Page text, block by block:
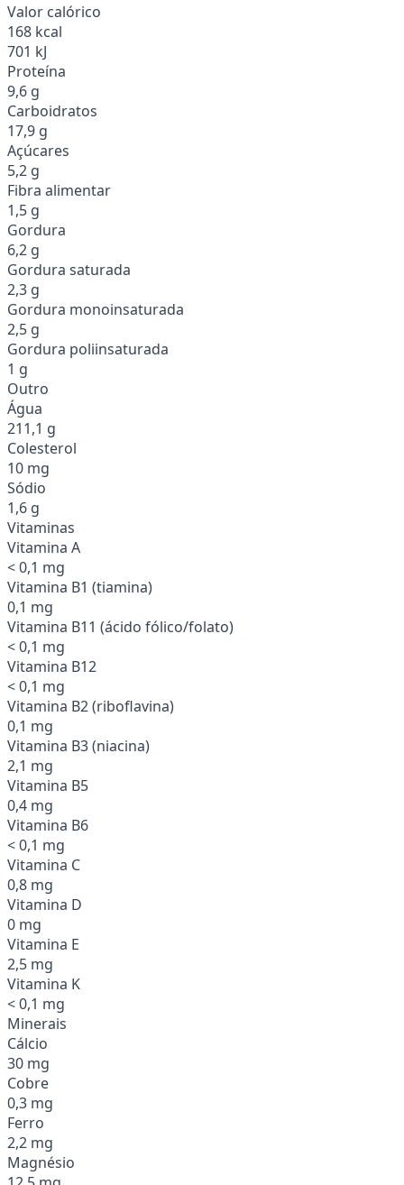
Valor calórico
168 kcal
701 kJ
Proteína
9,6 g
Carboidratos
17,9 g
Açúcares
5,2 g
Fibra alimentar
1,5 g
Gordura
6,2 g
Gordura saturada
2,3 g
Gordura monoinsaturada
2,5 g
Gordura poliinsaturada
1 g
Outro
Água
211,1 g
Colesterol
10 mg
Sódio
1,6 g
Vitaminas
Vitamina A
< 0,1 mg
Vitamina B1 (tiamina)
0,1 mg
Vitamina B11 (ácido fólico/folato)
< 0,1 mg
Vitamina B12
< 0,1 mg
Vitamina B2 (riboflavina)
0,1 mg
Vitamina B3 (niacina)
2,1 mg
Vitamina B5
0,4 mg
Vitamina B6
< 0,1 mg
Vitamina C
0,8 mg
Vitamina D
0 mg
Vitamina E
2,5 mg
Vitamina K
< 0,1 mg
Minerais
Cálcio
30 mg
Cobre
0,3 mg
Ferro
2,2 mg
Magnésio